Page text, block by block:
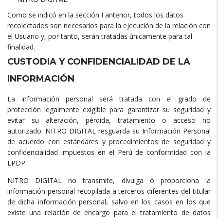
Como se indicó en la sección I anterior, todos los datos
recolectados son necesarios para la ejecución de la relación con
el Usuario y, por tanto, serán tratadas únicamente para tal
finalidad.
CUSTODIA Y CONFIDENCIALIDAD DE LA
INFORMACIÓN
La información personal será tratada con el grado de
protección legalmente exigible para garantizar su seguridad y
evitar su alteración, pérdida, tratamiento o acceso no
autorizado. NITRO DIGITAL resguarda su Información Personal
de acuerdo con estándares y procedimientos de seguridad y
confidencialidad impuestos en el Perú de conformidad con la
LPDP.
NITRO DIGITAL no transmite, divulga o proporciona la
información personal recopilada a terceros diferentes del titular
de dicha información personal, salvo en los casos en los que
existe una relación de encargo para el tratamiento de datos